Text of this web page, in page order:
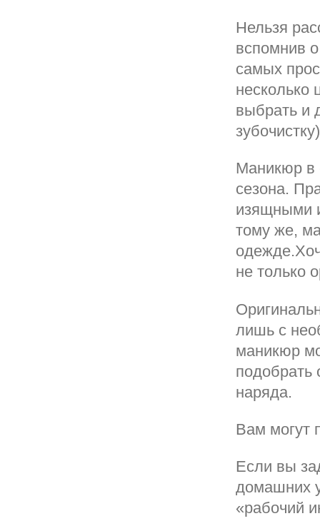
Нельзя
вспомнив
самых
несколько
выбрать и
Маникюр в
сезона.
изящными
тому же,
не только
лишь с
маникюр
подобрать
наряда.
Вам могут
Если вы
домашних
«рабочий